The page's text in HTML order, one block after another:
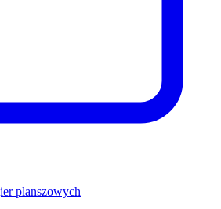
planszowych